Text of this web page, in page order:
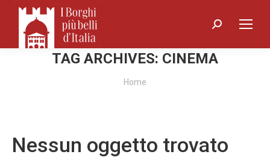
Search:
TAG ARCHIVES: CINEMA
You are here:
Home
Nessun oggetto trovato